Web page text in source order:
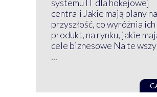
systemu IT dla hokejowej
centrali Jakie mają plany na
przyszłość, co wyróżnia ich
produkt, na rynku, jakie
cele biznesowe Na te
...